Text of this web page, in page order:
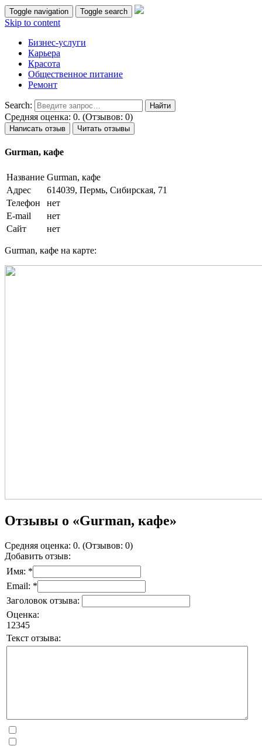
Toggle navigation Toggle search
Skip to content
Бизнес-услуги
Карьера
Красота
Общественное питание
Ремонт
Search:
Средняя оценка: 0. (Отзывов: 0)
Написать отзыв Читать отзывы
Gurman, кафе
Название Gurman, кафе
Адрес
614039, Пермь, Сибирская, 71
Телефон
нет
E-mail
нет
Сайт
нет
Gurman, кафе на карте:
Отзывы о «Gurman, кафе»
Средняя оценка: 0. (Отзывов: 0)
Добавить отзыв:
Имя: *
Email: *
Заголовок отзыва:
Оценка:
1 2345
Текст отзыва: